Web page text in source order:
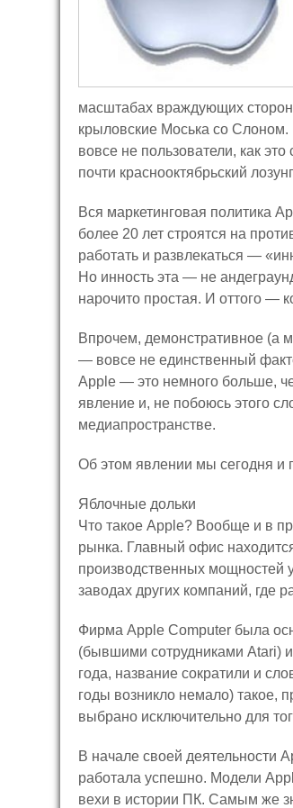
масштабах враждующих
крыловские Моська со
вовсе не пользователи, как
почти краснооктябрьский
Вся маркетинговая политика
более 20 лет строятся на
работать и развлекаться —
Но инность эта — не
нарочито простая. И оттого —
Впрочем, демонстративное (а
— вовсе не единственный
Apple — это немного больше,
явление и, не побоюсь этого
медиапространстве.
Об этом явлении мы сегодня и
Яблочные дольки
Что такое Apple? Вообще и в
рынка. Главный офис
производственных мощностей
заводах других компаний, где
Фирма Apple Computer была
(бывшими сотрудниками Atari)
года, название сократили и
годы возникло немало) такое,
выбрано исключительно для
В начале своей деятельности
работала успешно. Модели
вехи в истории ПК. Самым же